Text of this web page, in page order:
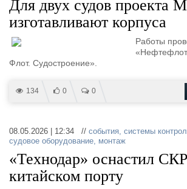
Для двух судов проекта
изготавливают корпуса
Работы
Флот. Судостроение».
134 0 0
08.05.2026 | 12:34 // события, системы
судовое оборудование, монтаж
«Технодар» оснастил
китайском порту